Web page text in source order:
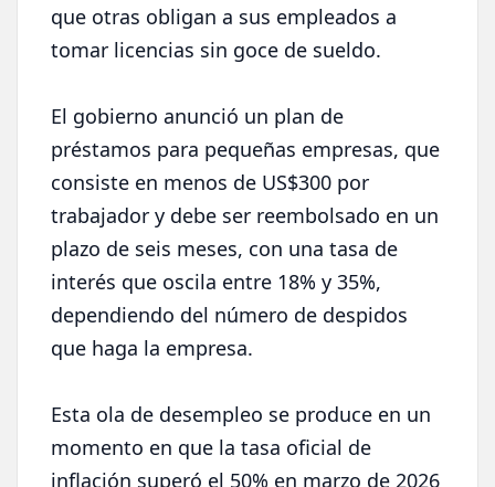
que otras obligan a sus empleados a
tomar licencias sin goce de sueldo.
El gobierno anunció un plan de
préstamos para pequeñas empresas, que
consiste en menos de US$300 por
trabajador y debe ser reembolsado en un
plazo de seis meses, con una tasa de
interés que oscila entre 18% y 35%,
dependiendo del número de despidos
que haga la empresa.
Esta ola de desempleo se produce en un
momento en que la tasa oficial de
inflación superó el 50% en marzo de 2026